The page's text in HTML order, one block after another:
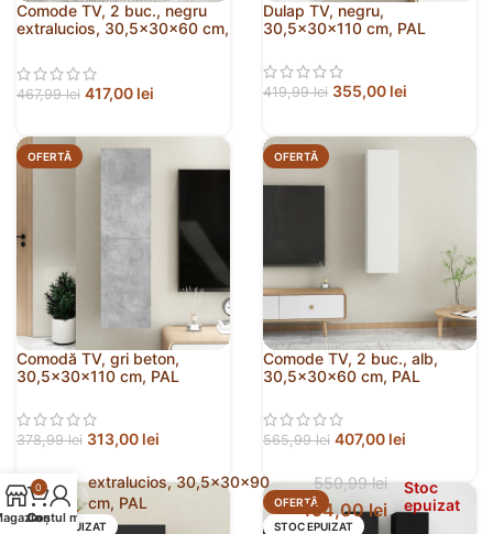
Comode TV, 2 buc., negru
extralucios, 30,5x30x60 cm,
467,99lei 417,00 lei
Dulap TV, negru,
30,5x30x110 cm, PAL
419,99lei 355,00 lei
OFERTĂ
Comodă TV, gri beton,
30,5x30x110 cm, PAL
378,99lei 313,00 lei
OFERTĂ
Comode TV, 2 buc., alb,
30,5x30x60 cm, PAL
565,99lei 407,00 lei
OFERTĂ
STOC EPUIZAT
OFERTĂ
STOC EPUIZAT
extralucios, 30,5x30x90
cm, PAL
550,99lei
494,00lei
Stoc
epuizat
0
Coș
Contul meu